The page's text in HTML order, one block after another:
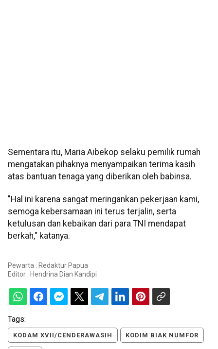
Sementara itu, Maria Aibekop selaku pemilik rumah
mengatakan pihaknya menyampaikan terima kasih
atas bantuan tenaga yang diberikan oleh babinsa.
"Hal ini karena sangat meringankan pekerjaan kami,
semoga kebersamaan ini terus terjalin, serta
ketulusan dan kebaikan dari para TNI mendapat
berkah," katanya.
Pewarta : Redaktur Papua
Editor : Hendrina Dian Kandipi
Tags:
KODAM XVII/CENDERAWASIH KODIM BIAK NUMFOR